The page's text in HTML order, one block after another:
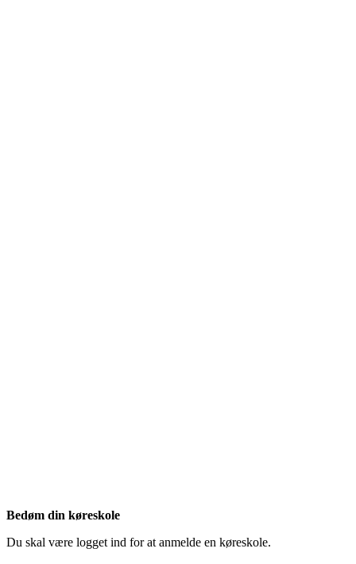
Bedøm din køreskole
Du skal være logget ind for at anmelde en køreskole.